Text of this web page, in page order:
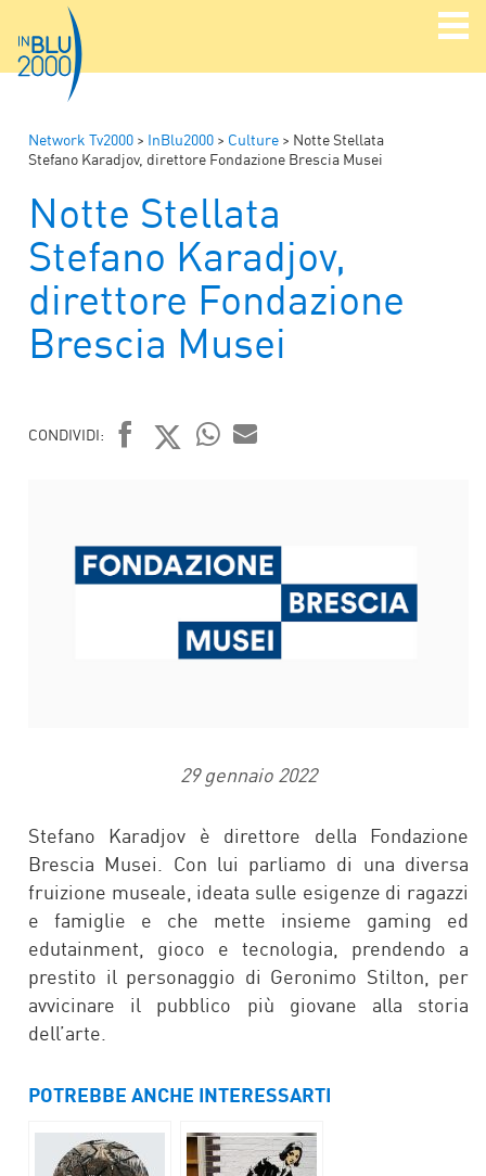
Network Tv2000 > InBlu2000 > Culture > Notte Stellata
Stefano Karadjov, direttore Fondazione Brescia Musei
Notte Stellata
Stefano Karadjov,
direttore Fondazione
Brescia Musei
CONDIVIDI:
29 gennaio 2022
Stefano Karadjov è direttore della Fondazione
Brescia Musei. Con lui parliamo di una diversa
fruizione museale, ideata sulle esigenze di ragazzi
e famiglie e che mette insieme gaming ed
edutainment, gioco e tecnologia, prendendo a
prestito il personaggio di Geronimo Stilton, per
avvicinare il pubblico più giovane alla storia
dell’arte.
POTREBBE ANCHE INTERESSARTI